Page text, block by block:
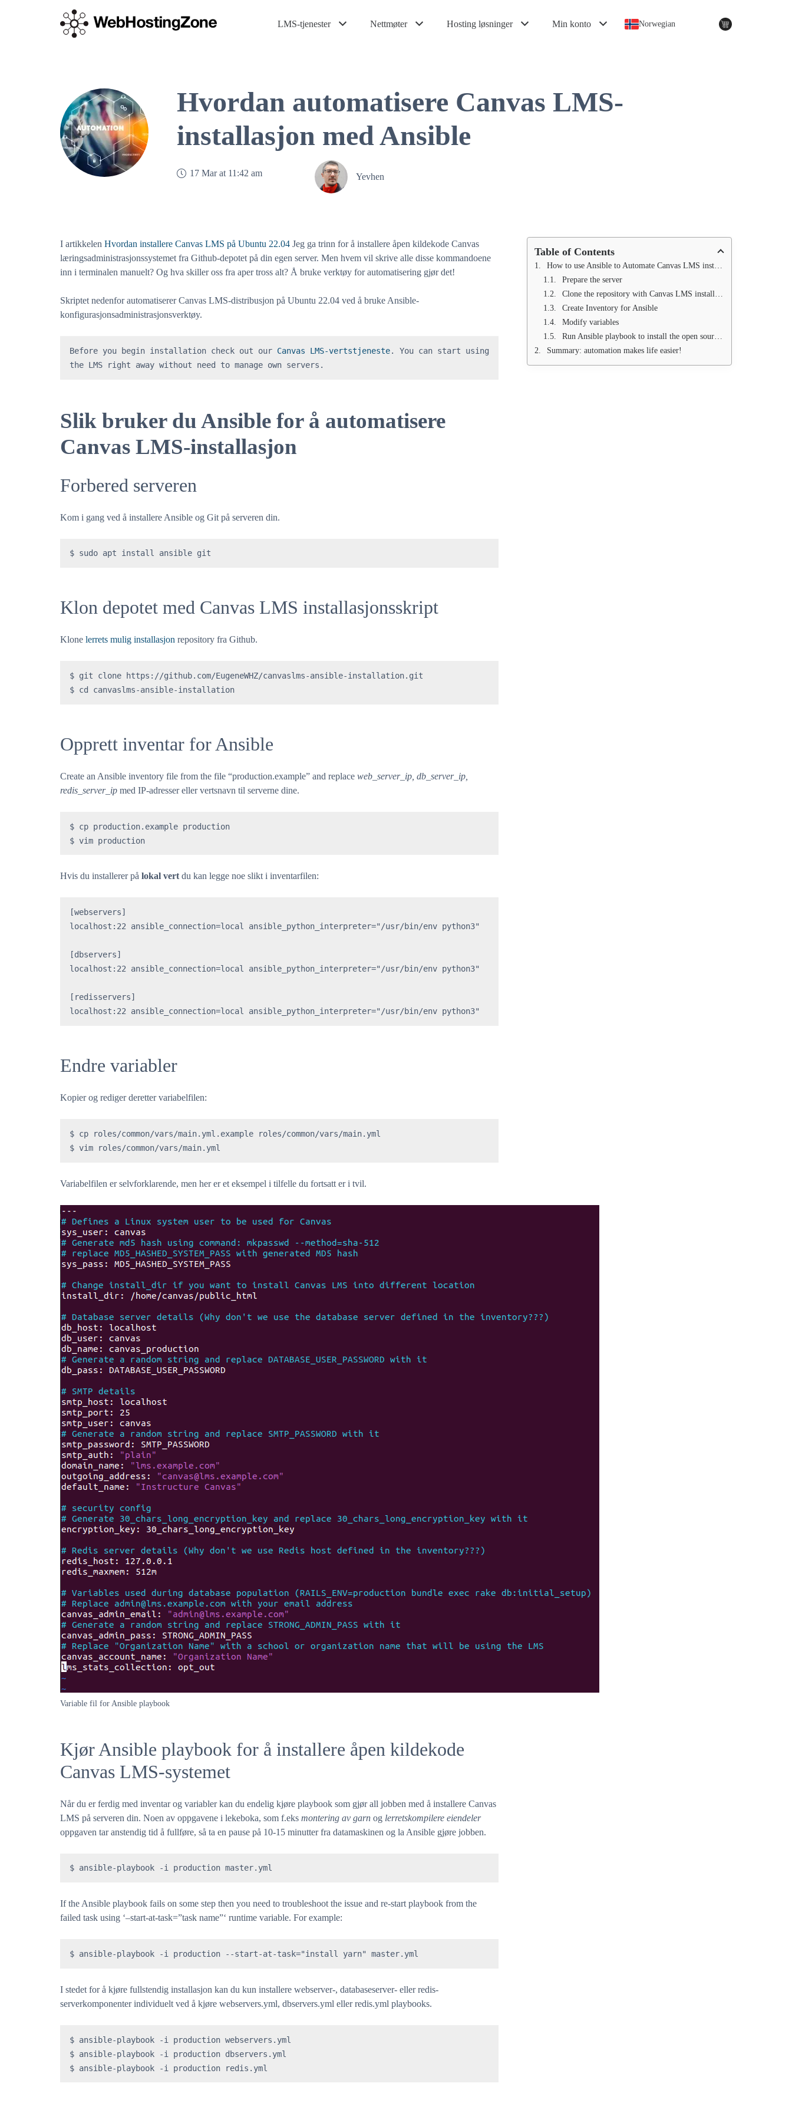
LMS-tjenester Nettmøter Hosting løsninger Min konto Norwegian
Hvordan automatisere Canvas LMS-
installasjon med Ansible
17 Mar at 11:42 am Yevhen
I artikkelen Hvordan installere Canvas LMS på Ubuntu 22.04 Jeg ga trinn for å installere åpen kildekode Canvas
læringsadministrasjonssystemet fra Github-depotet på din egen server. Men hvem vil skrive alle disse kommandoene
inn i terminalen manuelt? Og hva skiller oss fra aper tross alt? Å bruke verktøy for automatisering gjør det!
Skriptet nedenfor automatiserer Canvas LMS-distribusjon på Ubuntu 22.04 ved å bruke Ansible-
konfigurasjonsadministrasjonsverktøy.
Before you begin installation check out our Canvas LMS-vertstjeneste. You can start using
the LMS right away without need to manage own servers.
Slik bruker du Ansible for å automatisere
Canvas LMS-installasjon
Forbered serveren
Kom i gang ved å installere Ansible og Git på serveren din.
$ sudo apt install ansible git
Klon depotet med Canvas LMS installasjonsskript
Klone lerrets mulig installasjon repository fra Github.
$ git clone https://github.com/EugeneWHZ/canvaslms-ansible-installation.git
$ cd canvaslms-ansible-installation
Opprett inventar for Ansible
Create an Ansible inventory file from the file “production.example” and replace web_server_ip, db_server_ip,
redis_server_ip med IP-adresser eller vertsnavn til serverne dine.
$ cp production.example production
$ vim production
Hvis du installerer på lokal vert du kan legge noe slikt i inventarfilen:
[webservers]
localhost:22 ansible_connection=local ansible_python_interpreter="/usr/bin/env python3"
[dbservers]
localhost:22 ansible_connection=local ansible_python_interpreter="/usr/bin/env python3"
[redisservers]
localhost:22 ansible_connection=local ansible_python_interpreter="/usr/bin/env python3"
Endre variabler
Kopier og rediger deretter variabelfilen:
$ cp roles/common/vars/main.yml.example roles/common/vars/main.yml
$ vim roles/common/vars/main.yml
Variabelfilen er selvforklarende, men her er et eksempel i tilfelle du fortsatt er i tvil.
Variable fil for Ansible playbook
Kjør Ansible playbook for å installere åpen kildekode
Canvas LMS-systemet
Når du er ferdig med inventar og variabler kan du endelig kjøre playbook som gjør all jobben med å installere Canvas
LMS på serveren din. Noen av oppgavene i lekeboka, som f.eks montering av garn og lerretskompilere eiendeler
oppgaven tar anstendig tid å fullføre, så ta en pause på 10-15 minutter fra datamaskinen og la Ansible gjøre jobben.
$ ansible-playbook -i production master.yml
If the Ansible playbook fails on some step then you need to troubleshoot the issue and re-start playbook from the
failed task using ‘–start-at-task=”task name”‘ runtime variable. For example:
$ ansible-playbook -i production --start-at-task="install yarn" master.yml
I stedet for å kjøre fullstendig installasjon kan du kun installere webserver-, databaseserver- eller redis-
serverkomponenter individuelt ved å kjøre webservers.yml, dbservers.yml eller redis.yml playbooks.
$ ansible-playbook -i production webservers.yml
$ ansible-playbook -i production dbservers.yml
$ ansible-playbook -i production redis.yml
Table of Contents
How to use Ansible to Automate Canvas LMS installation
Prepare the server
Clone the repository with Canvas LMS installation script
Create Inventory for Ansible
Modify variables
Run Ansible playbook to install the open source Canvas LMS system
Summary: automation makes life easier!